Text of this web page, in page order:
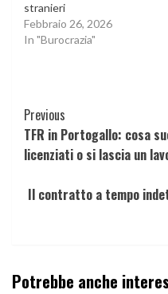
stranieri
Febbraio 26, 2026
In "Burocrazia"
Continue
Reading
Previous
TFR in Portogallo: cosa
licenziati o si lascia un
Il contratto a tempo
Potrebbe anche